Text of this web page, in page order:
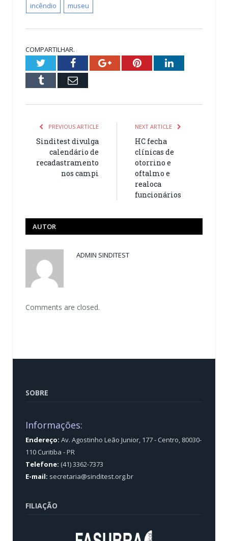
incêndio museu
COMPARTILHAR.
TwitterFacebookGoogle+PinterestLinkedIn
Tumblr Email
PREVIOUS ARTICLE
Sinditest divulga
calendário de
recadastramento
nos campi
NEXT ARTICLE
HC fecha
clínicas de
otorrino e
oftalmo e
realoca
funcionários
AUTOR
ADMIN SINDITEST
Comments are closed.
SOBRE
Informações:
Endereço: Av. Agostinho Leão Junior, 177 - Centro, 80030-
110 Curitiba - PR
Telefone: (41) 3362-7373
E-mail: secretaria@sinditest.org.br
FILIAÇÃO